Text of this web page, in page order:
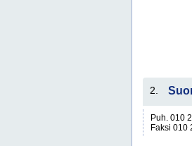
2.
Puh. 010
Faksi 010